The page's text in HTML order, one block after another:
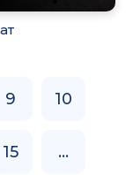
9 10
15 ...